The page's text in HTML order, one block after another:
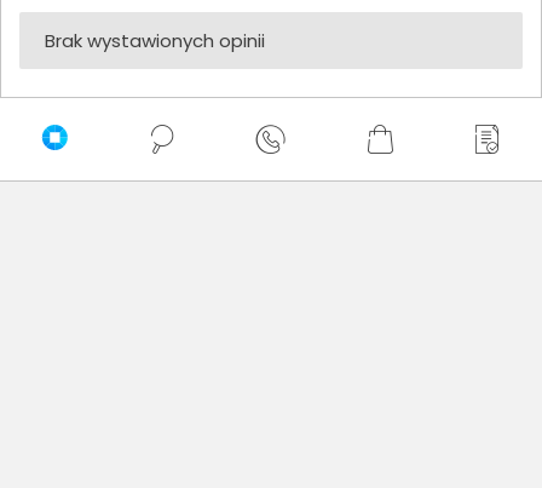
Brak wystawionych opinii
Zaufali nam